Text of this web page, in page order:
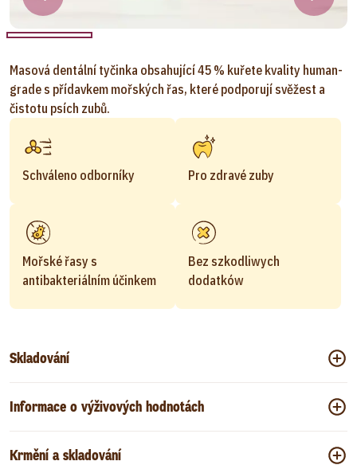
Masová dentální tyčinka obsahující 45 % kuřete kvality human-
grade s přídavkem mořských řas, které podporují svěžest a
čistotu psích zubů.
Schváleno odborníky Pro zdravé zuby
Mořské řasy s
antibakteriálním účinkem
Bez szkodliwych
dodatków
Skladování
Informace o výživových hodnotách
Krmění a skladování